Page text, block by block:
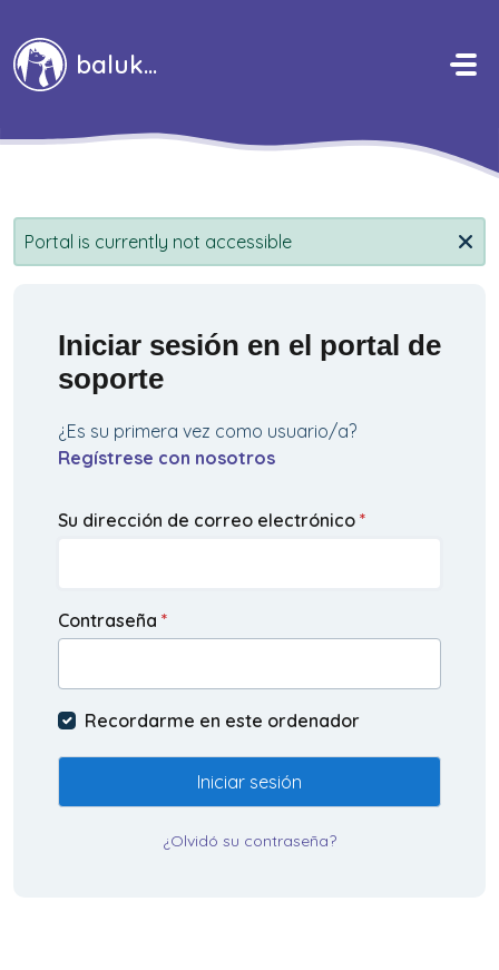
baluka
Portal is currently not accessible
Iniciar sesión en el portal de
soporte
¿Es su primera vez como usuario/a?
Regístrese con nosotros
Su dirección de correo electrónico *
Contraseña *
Recordarme en este ordenador
Iniciar sesión
¿Olvidó su contraseña?